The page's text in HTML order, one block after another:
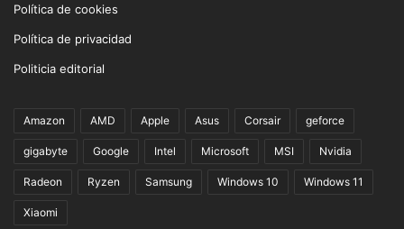
Política de cookies
Política de privacidad
Politicia editorial
Amazon AMD Apple Asus Corsair geforce
gigabyte Google Intel Microsoft MSI Nvidia
Radeon Ryzen Samsung Windows 10 Windows 11
Xiaomi